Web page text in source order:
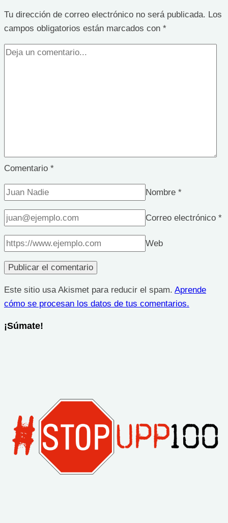
Tu dirección de correo electrónico no será publicada. Los
campos obligatorios están marcados con *
Comentario *
Nombre *
Correo electrónico *
Web
Este sitio usa Akismet para reducir el spam. Aprende
cómo se procesan los datos de tus comentarios.
¡Súmate!